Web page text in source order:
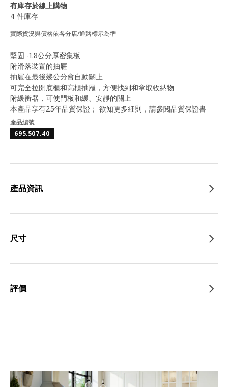
有庫存於線上購物
4 件庫存
實際貨況與價格依各分店/通路標示為準
堅固 -1.8公分厚密集板
附滑落裝置的抽屜
抽屜在最後幾公分會自動關上
可完全拉開底櫃和高櫃抽屜，方便找到和拿取收納物
附緩衝器，可使門板和緩、安靜的關上
本產品享有25年品質保證； 欲知更多細則，請參閱品質保證書
產品編號
695.507.40
產品資訊
尺寸
評價